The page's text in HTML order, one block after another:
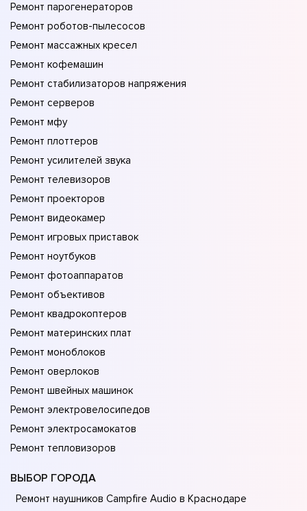
Ремонт парогенераторов
Ремонт роботов-пылесосов
Ремонт массажных кресел
Ремонт кофемашин
Ремонт стабилизаторов напряжения
Ремонт серверов
Ремонт мфу
Ремонт плоттеров
Ремонт усилителей звука
Ремонт телевизоров
Ремонт проекторов
Ремонт видеокамер
Ремонт игровых приставок
Ремонт ноутбуков
Ремонт фотоаппаратов
Ремонт объективов
Ремонт квадрокоптеров
Ремонт материнских плат
Ремонт моноблоков
Ремонт оверлоков
Ремонт швейных машинок
Ремонт электровелосипедов
Ремонт электросамокатов
Ремонт тепловизоров
ВЫБОР ГОРОДА
Ремонт наушников Campfire Audio в Краснодаре